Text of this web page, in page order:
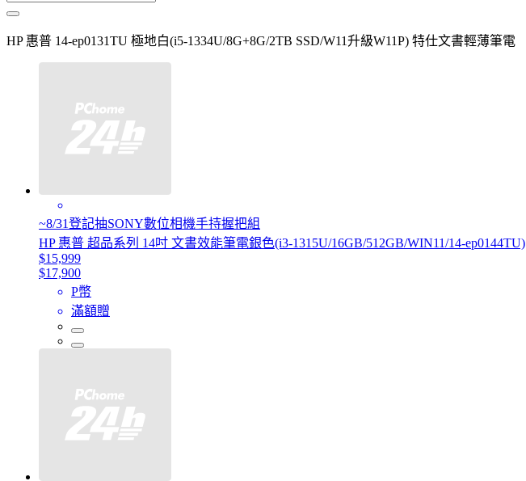
HP 惠普 14-ep0131TU 極地白(i5-1334U/8G+8G/2TB SSD/W11升級W11P) 特仕文書輕薄筆電
~8/31登記抽SONY數位相機手持握把組
HP 惠普 超品系列 14吋 文書效能筆電銀色(i3-1315U/16GB/512GB/WIN11/14-ep0144TU)
$15,999
$17,900
P幣
滿額贈